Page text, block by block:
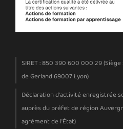
SIRET : 850 390 600 000 29
de Gerland 69007 Lyon)
Déclaration d'activité enregistrée
auprès du préfet de région
agrément de l'État)